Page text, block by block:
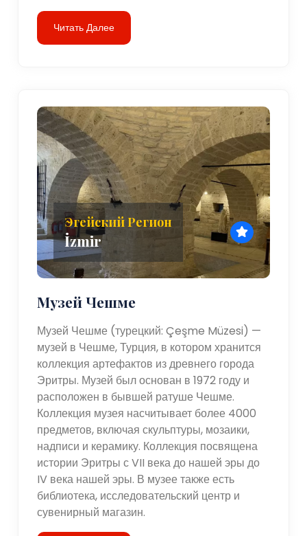
Читать Далее
Эгейский Регион
İzmir
Музей Чешме
Музей Чешме (турецкий: Çeşme Müzesi) —
музей в Чешме, Турция, в котором хранится
коллекция артефактов из древнего города
Эритры. Музей был основан в 1972 году и
расположен в бывшей ратуше Чешме.
Коллекция музея насчитывает более 4000
предметов, включая скульптуры, мозаики,
надписи и керамику. Коллекция посвящена
истории Эритры с VII века до нашей эры до
IV века нашей эры. В музее также есть
библиотека, исследовательский центр и
сувенирный магазин.